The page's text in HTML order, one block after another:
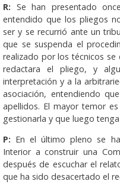
R: Se han presentado
entendido que los pliegos
ser y se recurrió ante un
que se suspenda el
realizado por los técnicos
redactara el pliego, y
interpretación y a la
asociación, entendiendo
apellidos. El mayor temor
gestionarla y que luego
P: En el último pleno se
Interior a construir una
después de escuchar el
que ha sido desacertado el